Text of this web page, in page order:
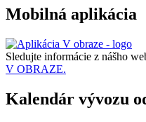
Mobilná aplikácia
Sledujte informácie z nášho
V OBRAZE.
Kalendár vývozu